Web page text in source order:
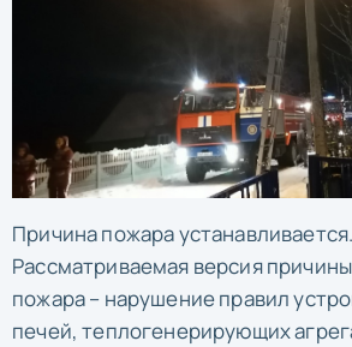
Причина пожара устанавливается.
Рассматриваемая версия
пожара – нарушение правил
печей, теплогенерирующих